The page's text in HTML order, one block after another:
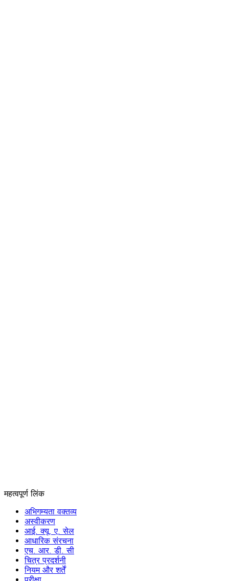
महत्वपूर्ण लिंक
अभिगम्यता वक्तव्य
अस्वीकरण
आई. क्यू. ए. सेल
आधारिक संरचना
एच. आर. डी. सी
चित्र प्रदर्शनी
नियम और शर्तें